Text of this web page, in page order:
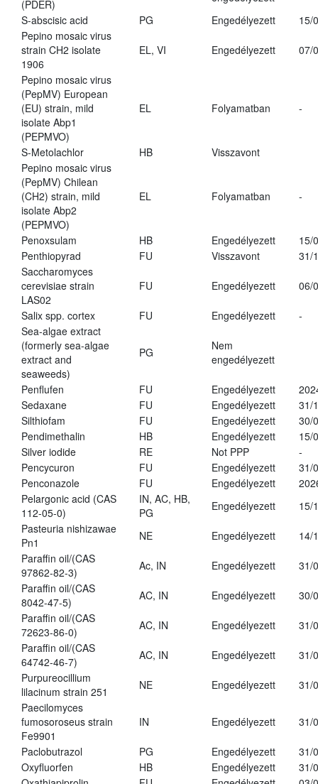
(PDER)
S-abscisic acid
PG Engedélyezett
15/
Pepino mosaic virus
strain CH2 isolate
1906
EL, VI Engedélyezett 07/
Pepino mosaic virus
(PepMV) European
(EU) strain, mild
isolate Abp1
(PEPMVO)
EL Folyamatban -
S-Metolachlor HB
Visszavont
Pepino mosaic virus
(PepMV) Chilean
(CH2) strain, mild
isolate Abp2
(PEPMVO)
EL Folyamatban -
Penoxsulam HB Engedélyezett
15/
Penthiopyrad
FU Visszavont
31/
Saccharomyces
cerevisiae strain
LAS02
FU Engedélyezett 06/
Salix spp. cortex FU Engedélyezett
-
Sea-algae extract
(formerly sea-algae
extract and
seaweeds)
PG
Nem
engedélyezett
Penflufen FU Engedélyezett
Sedaxane
FU Engedélyezett
31/
Silthiofam
FU Engedélyezett
30/
Pendimethalin
HB Engedélyezett
15/
Silver iodide
RE Not PPP
-
Pencycuron
FU Engedélyezett
31/
Penconazole
FU Engedélyezett
Pelargonic acid (CAS
112-05-0)
IN, AC, HB,
PG
Engedélyezett
15/
Pasteuria nishizawae
Pn1
NE Engedélyezett
14/
Paraffin oil/(CAS
97862-82-3)
Ac, IN Engedélyezett
31/
Paraffin oil/(CAS
8042-47-5)
AC, IN Engedélyezett
30/
Paraffin oil/(CAS
72623-86-0)
AC, IN Engedélyezett
31/
Paraffin oil/(CAS
64742-46-7)
AC, IN Engedélyezett
31/
Purpureocillium
lilacinum strain 251
NE Engedélyezett
31/
Paecilomyces
fumosoroseus strain
Fe9901
IN Engedélyezett 31/
Paclobutrazol PG Engedélyezett
31/
Oxyfluorfen
HB Engedélyezett
31/